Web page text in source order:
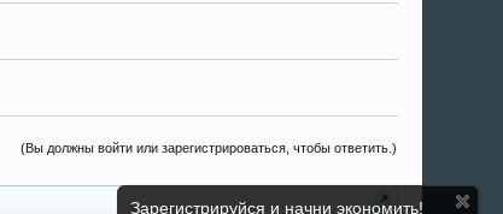
Зарегистрируйся и начни экономить!
(Вы должны войти или зарегистрироваться, чтобы ответить.)